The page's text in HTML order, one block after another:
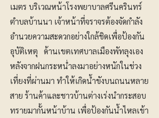
เมตร บริเวณหน้าโรงพยาบาลศรีนครินทร์
ตำบลบ้านนา เจ้าหน้าที่จราจรต้องจัดกำลัง
อำนวยความสะดวกอย่างใกล้ชิดเพื่อป้องกัน
อุบัติเหตุ ด้านเขตเทศบาลเมืองพัทลุงเอง
หลังจากฝนกระหน่ำลงมาอย่างหนักในช่วง
เที่ยงที่ผ่านมา ทำให้เกิดน้ำขังบนถนนหลาย
สาย ร้านค้าและชาวบ้านต่างเร่งนำกระสอบ
ทรายมากั้นหน้าบ้าน เพื่อป้องกันน้ำไหลเข้า